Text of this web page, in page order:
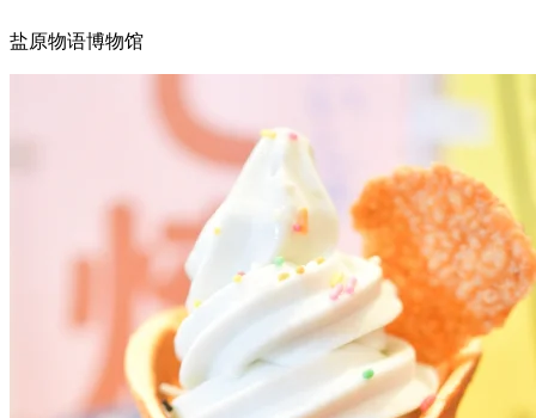
盐原物语博物馆